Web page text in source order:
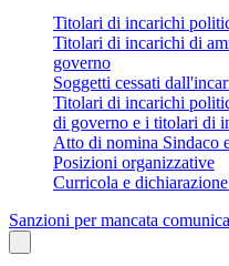
Titolari di incarichi
Titolari di incarichi di
governo
Soggetti cessati
Titolari di incarichi
di governo e i titolari di
Atto di nomina Sindaco
Posizioni organizzative
Curricola e
Sanzioni per mancata